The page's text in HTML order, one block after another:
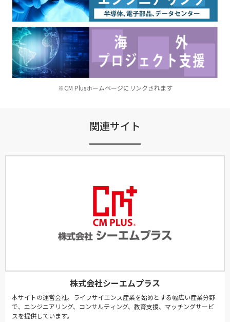
※CM Plusホームページにリンクされます
関連サイト
株式会社シーエムプラス
本サイトの運営会社。ライフサイエンス産業を始めとする幅広い産業分野
で、エンジニアリング、コンサルティング、教育支援、マッチングサービ
スを提供しています。